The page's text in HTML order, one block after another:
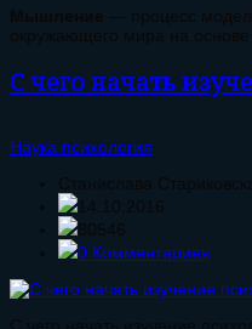
Мышление
— процесс
окружающего мира на основе
С чего начать
Наука психология
Станислава
14.10.2016
80546
0 Комментариев